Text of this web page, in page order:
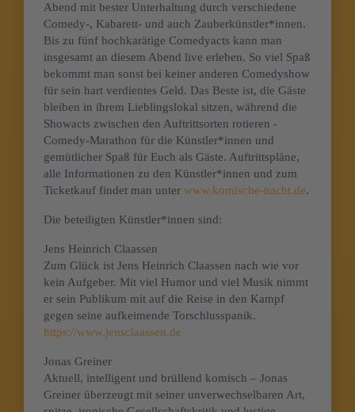
Abend mit bester Unterhaltung durch verschiedene
Comedy-, Kabarett- und auch Zauberkünstler*innen.
Bis zu fünf hochkarätige Comedyacts kann man
insgesamt an diesem Abend live erleben. So viel Spaß
bekommt man sonst bei keiner anderen Comedyshow
für sein hart verdientes Geld. Das Beste ist, die Gäste
bleiben in ihrem Lieblingslokal sitzen, während die
Showacts zwischen den Auftrittsorten rotieren -
Comedy-Marathon für die Künstler*innen und
gemütlicher Spaß für Euch als Gäste. Auftrittspläne,
alle Informationen zu den Künstler*innen und zum
Ticketkauf findet man unter www.komische-nacht.de.
Die beteiligten Künstler*innen sind:
Jens Heinrich Claassen
Zum Glück ist Jens Heinrich Claassen nach wie vor
kein Aufgeber. Mit viel Humor und viel Musik nimmt
er sein Publikum mit auf die Reise in den Kampf
gegen seine aufkeimende Torschlusspanik.
https://www.jensclaassen.de
Jonas Greiner
Aktuell, intelligent und brüllend komisch – Jonas
Greiner überzeugt mit seiner unverwechselbaren Art,